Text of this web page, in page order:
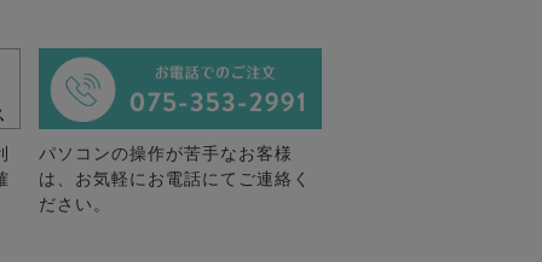
パソコンの操作が苦手なお客様
は、お気軽にお電話にてご連絡く
ださい。